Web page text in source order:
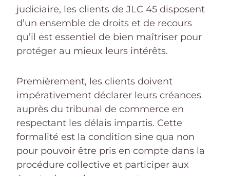
judiciaire, les clients de JLC 45 disposent
d’un ensemble de droits et de recours
qu’il est essentiel de bien maîtriser pour
protéger au mieux leurs intérêts.
Premièrement, les clients doivent
impérativement déclarer leurs créances
auprès du tribunal de commerce en
respectant les délais impartis. Cette
formalité est la condition sine qua non
pour pouvoir être pris en compte dans la
procédure collective et participer aux